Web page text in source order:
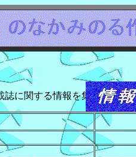
情報を集めております。メ